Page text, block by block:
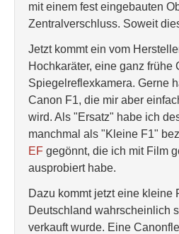
mit einem fest eingebauten
Zentralverschluss. Soweit
Jetzt kommt ein vom
Hochkaräter, eine ganz frühe
Spiegelreflexkamera. Gerne
Canon F1, die mir aber
wird. Als "Ersatz" habe ich
manchmal als "Kleine F1"
EF gegönnt, die ich mit Film
ausprobiert habe.
Dazu kommt jetzt eine kleine
Deutschland wahrscheinlich
verkauft wurde. Eine